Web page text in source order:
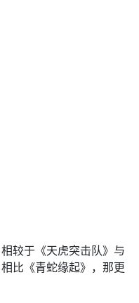
较于《天虎突击队》与
比《青蛇缘起》，那更